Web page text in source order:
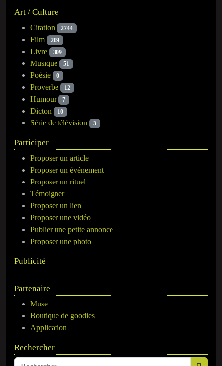
Art / Culture
Citation 2744
Film 209
Livre 309
Musique 51
Poésie 0
Proverbe 12
Humour 7
Dicton 10
Série de télévision 3
Participer
Proposer un article
Proposer un événement
Proposer un rituel
Témoigner
Proposer un lien
Proposer une vidéo
Publier une petite annonce
Proposer une photo
Publicité
Partenaire
Muse
Boutique de goodies
Application
Rechercher